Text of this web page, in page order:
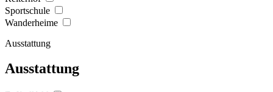
Sportschule
Wanderheime
Ausstattung
Ausstattung